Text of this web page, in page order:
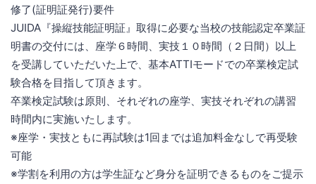
修了(証明証発行)要件
JUIDA『操縦技能証明証』取得に必要な当校の技能認定卒業証
明書の交付には、座学６時間、実技１０時間（２日間）以上
を受講していただいた上で、基本ATTIモードでの卒業検定試
験合格を目指して頂きます。
卒業検定試験は原則、それぞれの座学、実技それぞれの講習
時間内に実施いたします。
※座学・実技ともに再試験は1回までは追加料金なしで再受験
可能
※学割を利用の方は学生証など身分を証明できるものをご提示